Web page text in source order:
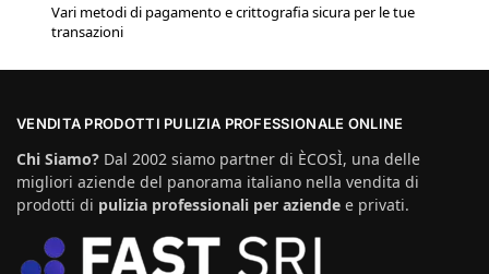
Vari metodi di pagamento e crittografia sicura per le tue
transazioni
VENDITA PRODOTTI PULIZIA PROFESSIONALE ONLINE
Chi Siamo? Dal 2002 siamo partner di ÈCOSÌ, una delle
migliori aziende del panorama italiano nella vendita di
prodotti di pulizia professionali per aziende e privati.